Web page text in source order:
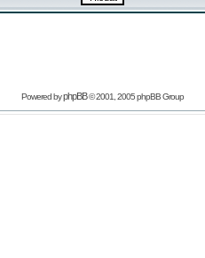
Powered byphpBB© 2001, 2005 phpBB Group